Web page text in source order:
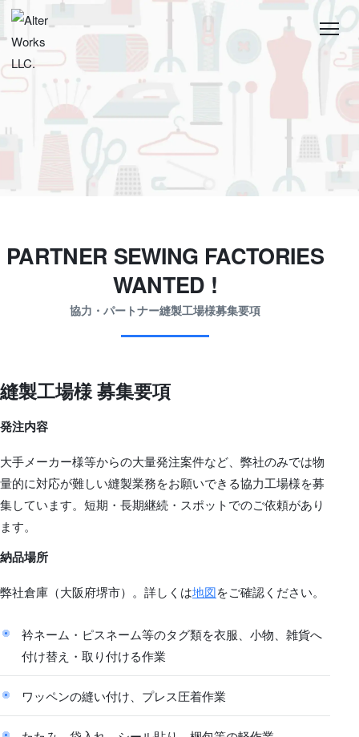
RECRUITMENT
SEWING FACTORIES WANTED!
CONTACT
PARTNER SEWING FACTORIES
WANTED !
協力・パートナー縫製工場様募集要項
縫製工場様 募集要項
発注内容
大手メーカー様等からの大量発注案件など、弊社のみでは物
量的に対応が難しい縫製業務をお願いできる協力工場様を募
集しています。短期・長期継続・スポットでのご依頼があり
ます。
納品場所
弊社倉庫（大阪府堺市）。詳しくは地図をご確認ください。
衿ネーム・ピスネーム等のタグ類を衣服、小物、雑貨へ
付け替え・取り付ける作業
ワッペンの縫い付け、プレス圧着作業